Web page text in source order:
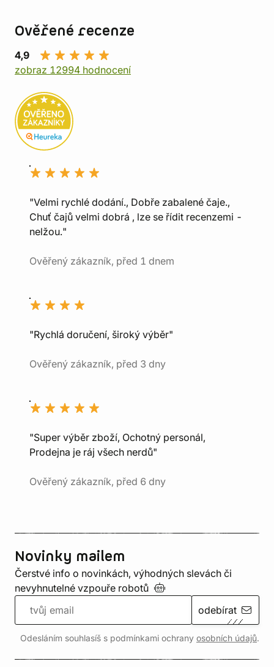
Ověřené recenze
4,9
zobraz 12994 hodnocení
"Velmi rychlé dodání., Dobře zabalené čaje.,
Chuť čajů velmi dobrá , lze se řídit recenzemi -
nelžou."
Ověřený zákazník, před 1 dnem
"Rychlá doručení, široký výběr"
Ověřený zákazník, před 3 dny
"Super výběr zboží, Ochotný personál,
Prodejna je ráj všech nerdů"
Ověřený zákazník, před 6 dny
Novinky mailem
Čerstvé info o novinkách, výhodných slevách či
nevyhnutelné vzpouře robotů
odebírat
Odesláním souhlasíš s podmínkami ochrany osobních údajů.